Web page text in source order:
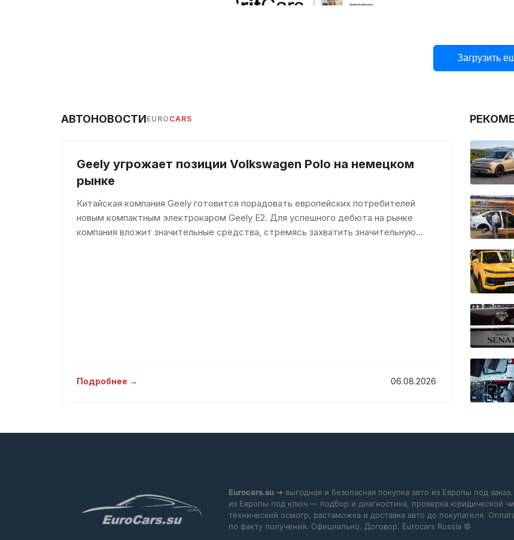
Загрузить
АВТОНОВОСТИEURO CARS
Geely угрожает позиции Volkswagen Polo на немецком
рынке
Китайская компания Geely готовится порадовать европейских потребителей
новым компактным электрокаром Geely E2. Для успешного дебюта на рынке
компания вложит значительные средства, стремясь захватить значительную
Подробнее → 06.08.2026
Eurocars.su ➜ выгодная и безопасная покупка авто из Европы под
из Европы под ключ — подбор и диагностика, проверка юридической
технический осмотр, растаможка и доставка авто до покупателя.
по факту получения. Официально. Договор. Eurocars Russia ©